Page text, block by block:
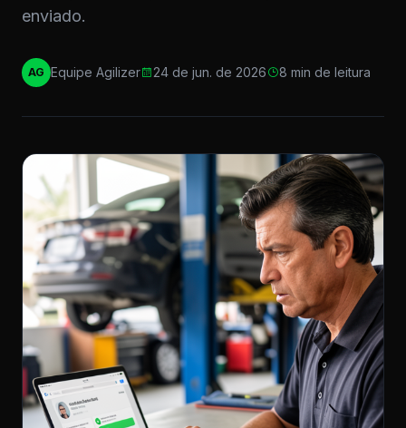
enviado.
AG Equipe Agilizer 24 de jun. de 2026 8 min de leitura